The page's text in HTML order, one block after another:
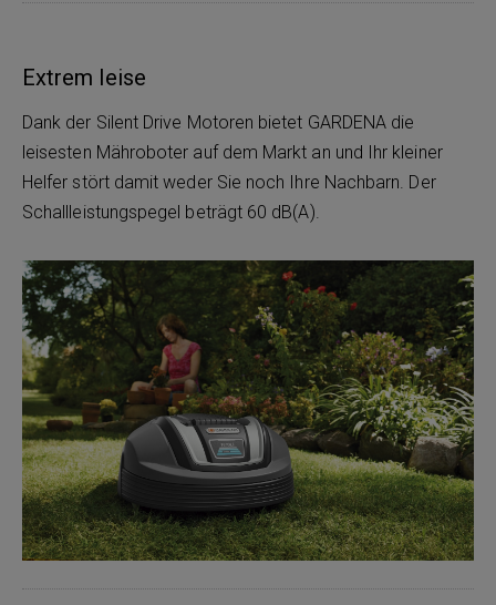
Extrem leise
Dank der Silent Drive Motoren bietet GARDENA die
leisesten Mähroboter auf dem Markt an und Ihr kleiner
Helfer stört damit weder Sie noch Ihre Nachbarn. Der
Schallleistungspegel beträgt 60 dB(A).